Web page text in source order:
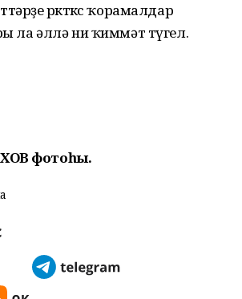
өркөткөс ҡорамалдар
ла әллә ни ҡиммәт түгел.
фотоһы.